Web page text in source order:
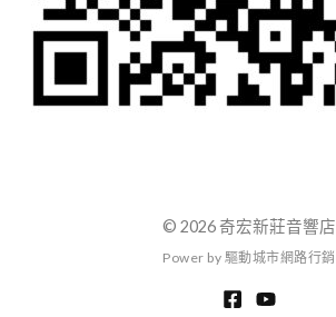
© 2026 奇宏新莊音響店
Power by 驅動城市網路行銷